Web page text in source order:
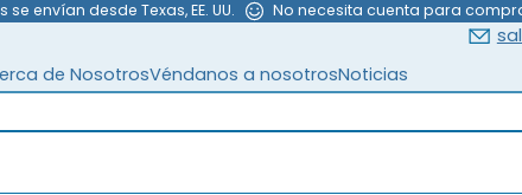
envían desde Texas, EE. UU. No necesita cuenta para
de NosotrosVéndanos a nosotrosNoticias